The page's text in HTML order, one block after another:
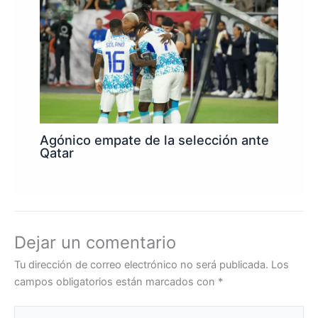
Agónico empate de la selección ante
Qatar
Dejar un comentario
Tu dirección de correo electrónico no será publicada. Los
campos obligatorios están marcados con *